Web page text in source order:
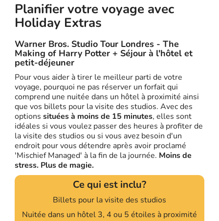
Planifier votre voyage avec
Holiday Extras
Warner Bros. Studio Tour Londres - The
Making of Harry Potter + Séjour à l'hôtel et
petit-déjeuner
Pour vous aider à tirer le meilleur parti de votre
voyage, pourquoi ne pas réserver un forfait qui
comprend une nuitée dans un hôtel à proximité ainsi
que vos billets pour la visite des studios. Avec des
options situées à moins de 15 minutes, elles sont
idéales si vous voulez passer des heures à profiter de
la visite des studios ou si vous avez besoin d'un
endroit pour vous détendre après avoir proclamé
'Mischief Managed' à la fin de la journée. Moins de
stress. Plus de magie.
Ce qui est inclu?
Billets pour la visite des studios
Nuitée dans un hôtel 3, 4 ou 5 étoiles à proximité